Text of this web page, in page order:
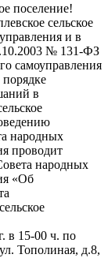
поселение!
сельское
и в
№ 131-ФЗ
самоуправления
в
народных
проводит
народных
«Об
в 15-00 ч. по
Тополиная, д.8,